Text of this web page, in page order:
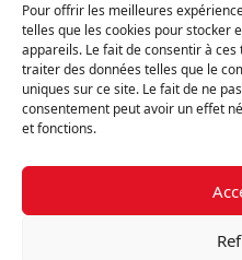
Pour offrir les meilleures
telles que les cookies pour stocker
appareils. Le fait de consentir à
traiter des données telles que le
uniques sur ce site. Le fait de ne
consentement peut avoir un effet
et fonctions.
Politique de
Nous